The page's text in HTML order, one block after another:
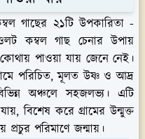
গাছের ২১টি উপকারিতা -
কম্বল গাছ চেনার উপায়
পাওয়া যায় জেনে নেই।
পরিচিত, মূলত উষ্ণ ও আদ্র
অঞ্চলে সহজলভ্য। এটি
বিশেষ করে গ্রামের উন্মুক্ত
প্রচুর পরিমাণে জন্মায়।